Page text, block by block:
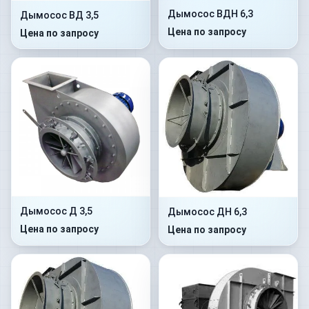
Дымосос ВД 3,5
Цена по запросу
Дымосос ВДН 6,3
Цена по запросу
Дымосос Д 3,5
Цена по запросу
Дымосос ДН 6,3
Цена по запросу